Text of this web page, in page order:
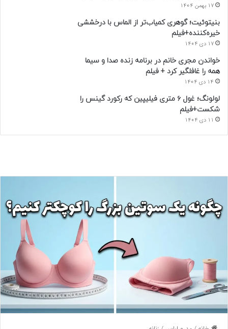
17 بهمن 1404
بنیتوئیت؛ گوهری کمیاب‌تر از الماس با درخششی
خیره‌کننده+فیلم
17 دی 1404
خواندن مجری خانم در برنامه زنده صدا و سیما
همه را غافلگیر کرد + فیلم
14 دی 1404
لولونگ؛ غول ۶ متری فیلیپین که رکورد گینس را
شکست+فیلم
11 دی 1404